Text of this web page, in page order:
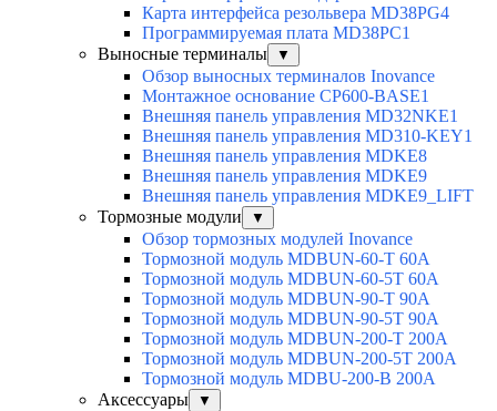
Карта интерфейса резольвера MD38PG4
Программируемая плата MD38PC1
Выносные терминалы
▼
Обзор выносных терминалов Inovance
Монтажное основание CP600-BASE1
Внешняя панель управления MD32NKE1
Внешняя панель управления MD310-KEY1
Внешняя панель управления MDKE8
Внешняя панель управления MDKE9
Внешняя панель управления MDKE9_LIFT
Тормозные модули
▼
Обзор тормозных модулей Inovance
Тормозной модуль MDBUN-60-T 60A
Тормозной модуль MDBUN-60-5T 60A
Тормозной модуль MDBUN-90-T 90A
Тормозной модуль MDBUN-90-5T 90A
Тормозной модуль MDBUN-200-T 200A
Тормозной модуль MDBUN-200-5T 200A
Тормозной модуль MDBU-200-B 200A
Аксессуары
▼